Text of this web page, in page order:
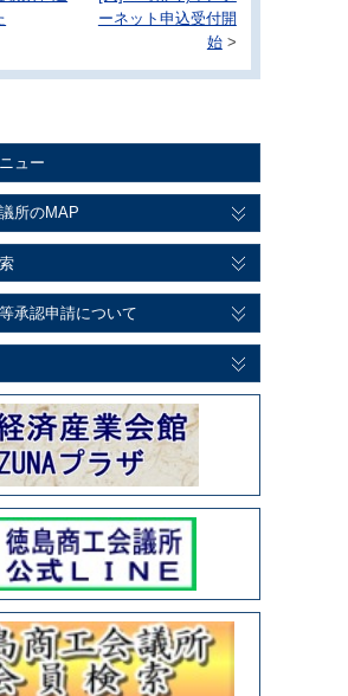
ーネット申込受付開
始>
ュー
所のMAP
承認申請について